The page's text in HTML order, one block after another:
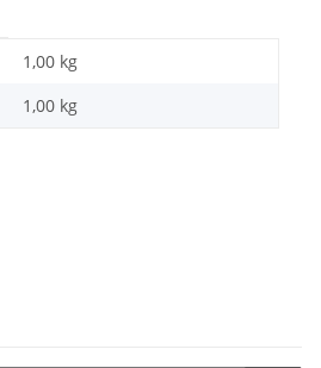
1,00 kg
1,00 kg